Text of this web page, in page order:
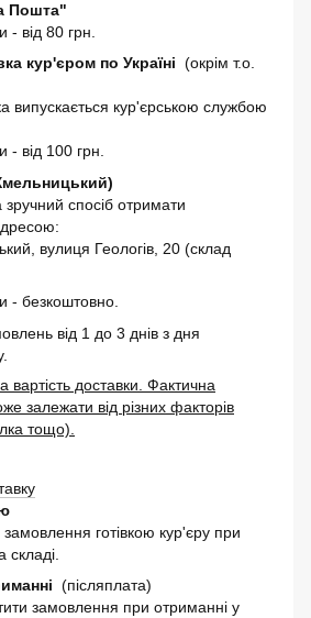
Пошта"
- від 80 грн.
кур'єром по Україні (окрім т.о.
випускається кур'єрською службою
- від 100 грн.
спосіб отримати
вулиця Геологів, 20 (склад
- безкоштовно.
від 1 до 3 днів з дня
вартість доставки. Фактична
залежати від різних факторів
тощо).
готівкою кур'єру при
(післяплата)
замовлення при отриманні у